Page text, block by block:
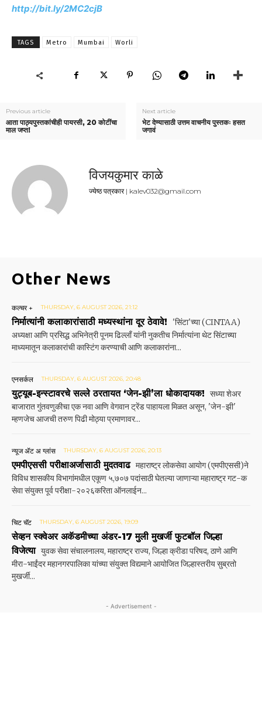
http://bit.ly/2MC2cjB
TAGS Metro Mumbai Worli
Previous article
आता पाठ्यपुस्तकांचीही पायरसी, 20 कोटींचा
माल जप्त!
Next article
भेट देण्यासाठी उत्तम वाचनीय पुस्तकः हसत
जगावं
विजयकुमार काळे
ज्येष्ठ पत्रकार | kalev032@gmail.com
Other News
कल्चर + THURSDAY, 6 AUGUST 2026, 21:12
निर्मात्यांनी कलाकारांसाठी मध्यस्थांना दूर ठेवावे!
'सिंटा'च्या (CINTAA)
अध्यक्षा आणि प्रसिद्ध अभिनेत्री पूनम ढिल्लाँ यांनी नुकतीच निर्मात्यांना थेट सिंटाच्या
माध्यमातून कलाकारांची कास्टिंग करण्याची आणि कलाकारांना...
एनसर्कल THURSDAY, 6 AUGUST 2026, 20:48
युट्यूब-इन्स्टावरचे सल्ले ठरतायत ‘जेन-झी’ला धोकादायक! सध्या शेअर
बाजारात गुंतवणुकीचा एक नवा आणि वेगवान ट्रेंड पाहायला मिळत असून, 'जेन-झी'
म्हणजेच आजची तरुण पिढी मोठ्या प्रमाणावर...
न्यूज ॲट अ ग्लांस THURSDAY, 6 AUGUST 2026, 20:13
एमपीएससी परीक्षाअर्जासाठी मुदतवाढ महाराष्ट्र लोकसेवा आयोग (एमपीएससी)ने
विविध शासकीय विभागांमधील एकूण ५,७०७ पदांसाठी घेतल्या जाणाऱ्या महाराष्ट्र गट-क
सेवा संयुक्त पूर्व परीक्षा-२०२६करिता ऑनलाईन...
चिट चॅट THURSDAY, 6 AUGUST 2026, 19:09
सेव्हन स्क्वेअर अकॅडमीच्या अंडर-17 मुली मुखर्जी फुटबॉल जिल्हा
विजेत्या युवक सेवा संचालनालय, महाराष्ट्र राज्य, जिल्हा क्रीडा परिषद, ठाणे आणि
मीरा-भाईंदर महानगरपालिका यांच्या संयुक्त विद्यमाने आयोजित जिल्हास्तरीय सुब्रतो
मुखर्जी...
- Advertisement -